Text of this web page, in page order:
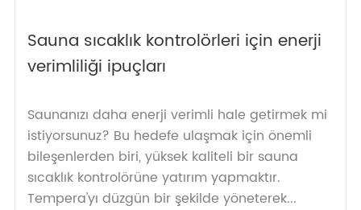
Sauna sıcaklık kontrolörleri için enerji
verimliliği ipuçları
Saunanızı daha enerji verimli hale getirmek mi
istiyorsunuz? Bu hedefe ulaşmak için önemli
bileşenlerden biri, yüksek kaliteli bir sauna
sıcaklık kontrolörüne yatırım yapmaktır.
Tempera'yı düzgün bir şekilde yöneterek...